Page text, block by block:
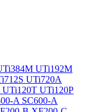
UTi192M
UTi720A
UTi120T UTi120P
A SC600-A